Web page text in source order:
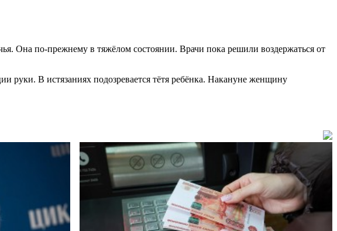
Она по-прежнему в тяжёлом состоянии. Врачи пока решили воздержаться от
руки. В истязаниях подозревается тётя ребёнка. Накануне женщину